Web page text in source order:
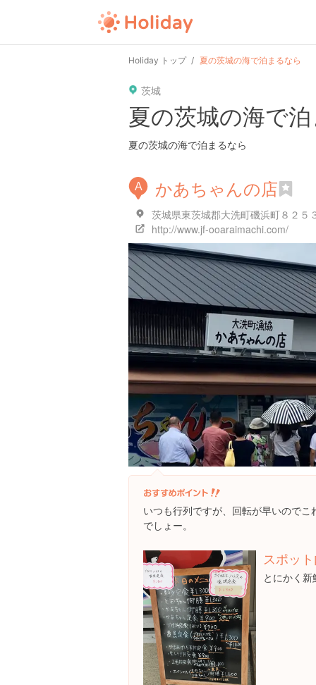
Holiday トップ 夏の茨城の海で泊まるなら
茨城
夏の茨城の海で
夏の茨城の海で泊まるなら
A かあちゃんの店
茨城県東茨城郡大洗町磯浜町８２５
http://www.jf-ooaraimachi.com/
いつも行列ですが、回転が早いので
でしょー。
スポッ
とにかく